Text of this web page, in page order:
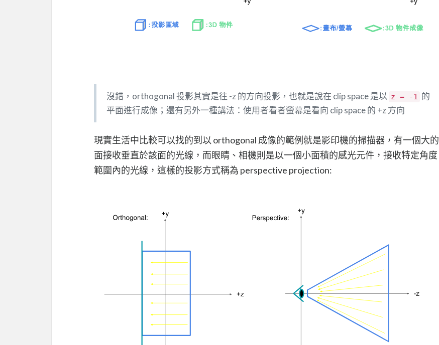
沒錯，orthogonal 投影其實是往 -z 的方向投影，也就是說在 clip space 是以 z = -1 的
平面進行成像；還有另外一種講法：使用者看者螢幕是看向 clip space 的 +z 方向
現實生活中比較可以找的到以 orthogonal 成像的範例就是影印機的掃描器，有一個大的
面接收垂直於該面的光線，而眼睛、相機則是以一個小面積的感光元件，接收特定角度
範圍內的光線，這樣的投影方式稱為 perspective projection: